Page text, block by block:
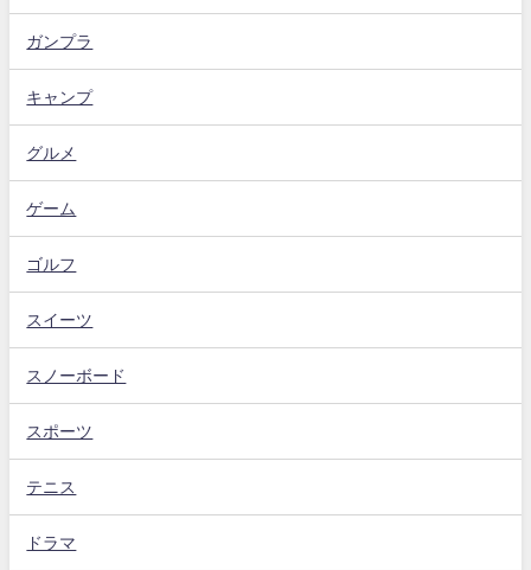
ガンプラ
キャンプ
グルメ
ゲーム
ゴルフ
スイーツ
スノーボード
スポーツ
テニス
ドラマ